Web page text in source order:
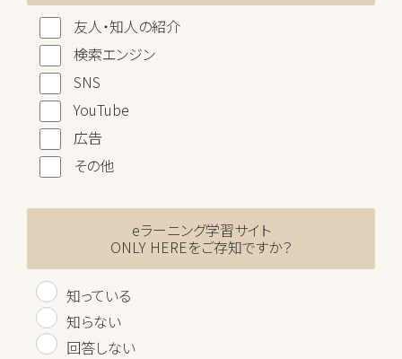
友人・知人の紹介
検索エンジン
SNS
YouTube
広告
その他
eラーニング学習サイト
ONLY HEREをご存知ですか？
知っている
知らない
回答しない